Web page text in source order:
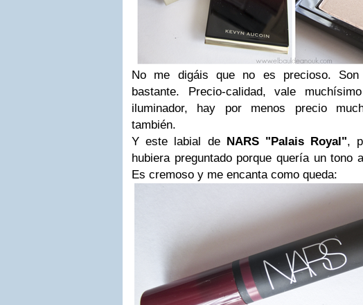
No me digáis que no es precioso.
bastante. Precio-calidad, vale
iluminador, hay por menos precio
también.
Y este labial de NARS "Palais Royal",
hubiera preguntado porque quería un tono
Es cremoso y me encanta como queda: